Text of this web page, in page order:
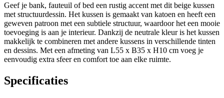
Geef je bank, fauteuil of bed een rustig accent met dit beige kussen
met structuurdessin. Het kussen is gemaakt van katoen en heeft een
geweven patroon met een subtiele structuur, waardoor het een mooie
toevoeging is aan je interieur. Dankzij de neutrale kleur is het kussen
makkelijk te combineren met andere kussens in verschillende tinten
en dessins. Met een afmeting van L55 x B35 x H10 cm voeg je
eenvoudig extra sfeer en comfort toe aan elke ruimte.
Specificaties